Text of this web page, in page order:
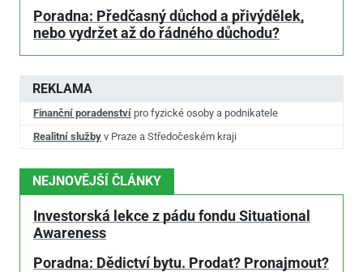
REKLAMA
Finanční poradenství pro fyzické osoby a podnikatele
Realitní služby v Praze a Středočeském kraji
NEJNOVĚJŠÍ ČLÁNKY
Investorská lekce z pádu fondu Situational
Awareness
Poradna: Dědictví bytu. Prodat? Pronajmout?
Poradna: Předčasný důchod a přivýdělek,
nebo vydržet až do řádného důchodu?